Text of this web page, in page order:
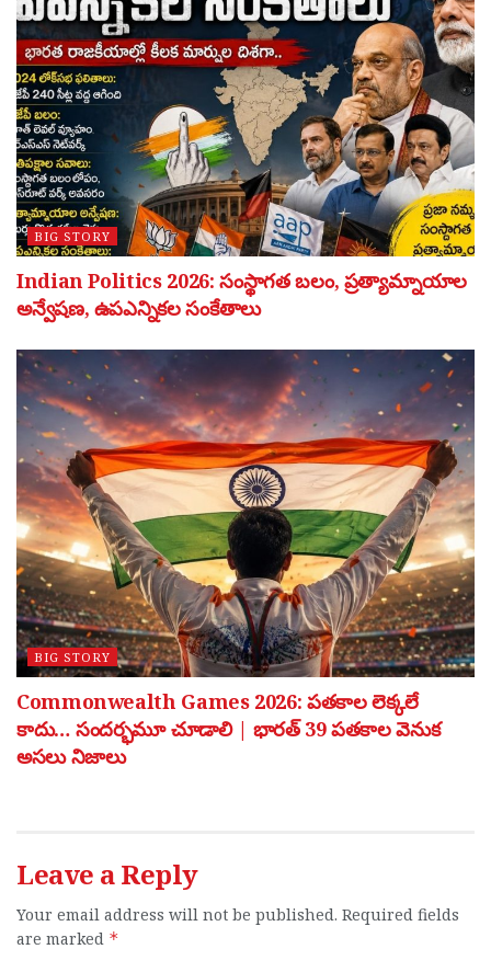
BIG STORY
Indian Politics 2026: సంస్థాగత బలం, ప్రత్యామ్నాయాల
అన్వేషణ, ఉపఎన్నికల సంకేతాలు
BIG STORY
Commonwealth Games 2026: పతకాల లెక్కలే
కాదు… సందర్భమూ చూడాలి | భారత్ 39 పతకాల వెనుక
అసలు నిజాలు
Leave a Reply
Your email address will not be published. Required fields
are marked *